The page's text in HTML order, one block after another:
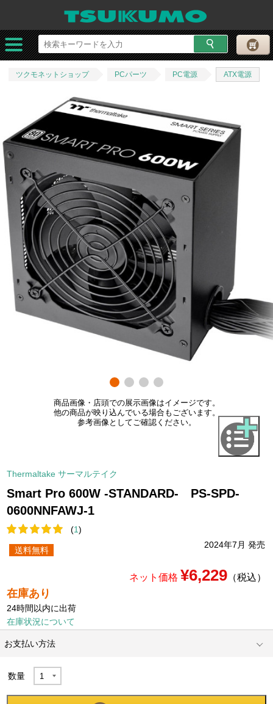
ツクモネットショップ PCパーツ PC電源 ATX電源
商品画像・店頭での展示画像はイメージです。
他の商品が映り込んでいる場合もございます。
参考画像としてご確認ください。
Thermaltake サーマルテイク
Smart Pro 600W -STANDARD- PS-SPD-
0600NNFAWJ-1
(1)
2024年7月 発売
送料無料
ネット価格 ¥6,229（税込）
在庫あり
24時間以内に出荷
在庫状況について
お支払い方法
数量